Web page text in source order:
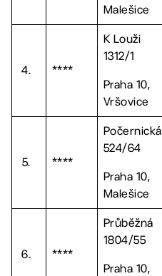
Malešice
4. ****
K Louži
1312/1
Praha 10,
Vršovice
5. ****
Počernická
524/64
Praha 10,
Malešice
6. ****
Průběžná
1804/55
Praha 10,